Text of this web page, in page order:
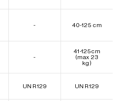
- 40-125 cm
-
41-125cm
(max 23
kg)
UN R129 UN R129